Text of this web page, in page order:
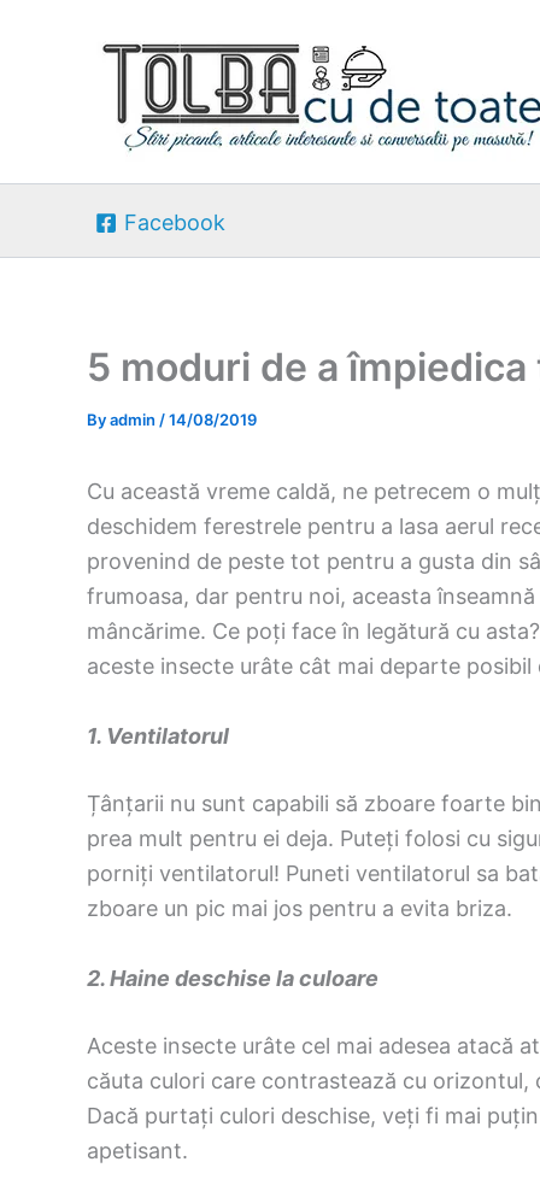
Facebook
5 moduri de a
Byadmin /14/08/2019
Cu această vreme caldă, ne petrecem o
deschidem ferestrele pentru a lasa aerul
provenind de peste tot pentru a gusta din
frumoasa, dar pentru noi, aceasta
mâncărime. Ce poți face în legătură cu
aceste insecte urâte cât mai departe
1. Ventilatorul
Țânțarii nu sunt capabili să zboare foarte
prea mult pentru ei deja. Puteți folosi cu
porniți ventilatorul! Puneti ventilatorul sa
zboare un pic mai jos pentru a evita briza.
2. Haine deschise la culoare
Aceste insecte urâte cel mai adesea atacă
căuta culori care contrastează cu
Dacă purtați culori deschise, veți fi mai
apetisant.